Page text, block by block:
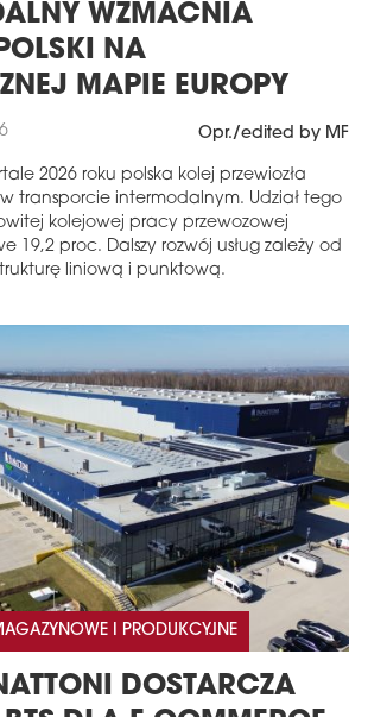
WZMACNIA
NA
MAPIE EUROPY
Opr./edited by MF
2026 roku polska kolej przewiozła
w transporcie intermodalnym. Udział tego
kolejowej pracy przewozowej
19,2 proc. Dalszy rozwój usług zależy od
liniową i punktową.
I PRODUKCYJNE
DOSTARCZA